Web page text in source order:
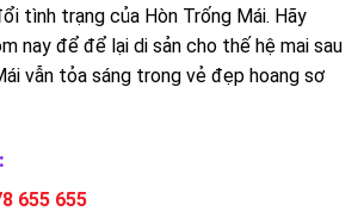
tình trạng của Hòn Trống Mái. Hãy
nay để để lại di sản cho thế hệ mai sau
vẫn tỏa sáng trong vẻ đẹp hoang sơ
655 655